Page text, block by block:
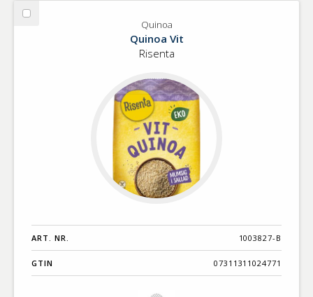
Välj
Quinoa
Quinoa Vit
Risenta
ART. NR. 1003827-B
GTIN 07311311024771